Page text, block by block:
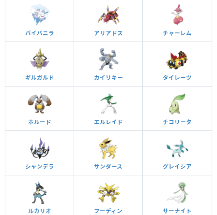
バイバニラ アリアドス チャーレム
ギルガルド カイリキー タイレーツ
ホルード エルレイド チコリータ
シャンデラ サンダース グレイシア
ルカリオ フーディン サーナイト